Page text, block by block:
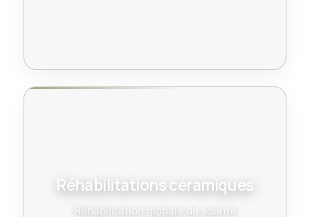
Réhabilitations céramiques
Réhabilitation globale du sourire